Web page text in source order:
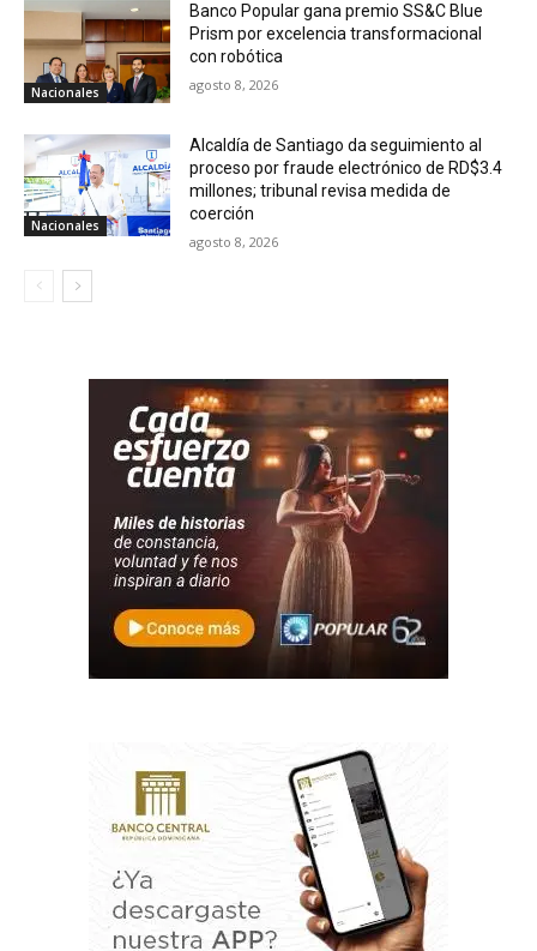
Nacionales
Banco Popular gana premio SS&C Blue
Prism por excelencia transformacional
con robótica
agosto 8, 2026
Nacionales
Alcaldía de Santiago da seguimiento al
proceso por fraude electrónico de RD$3.4
millones; tribunal revisa medida de
coerción
agosto 8, 2026